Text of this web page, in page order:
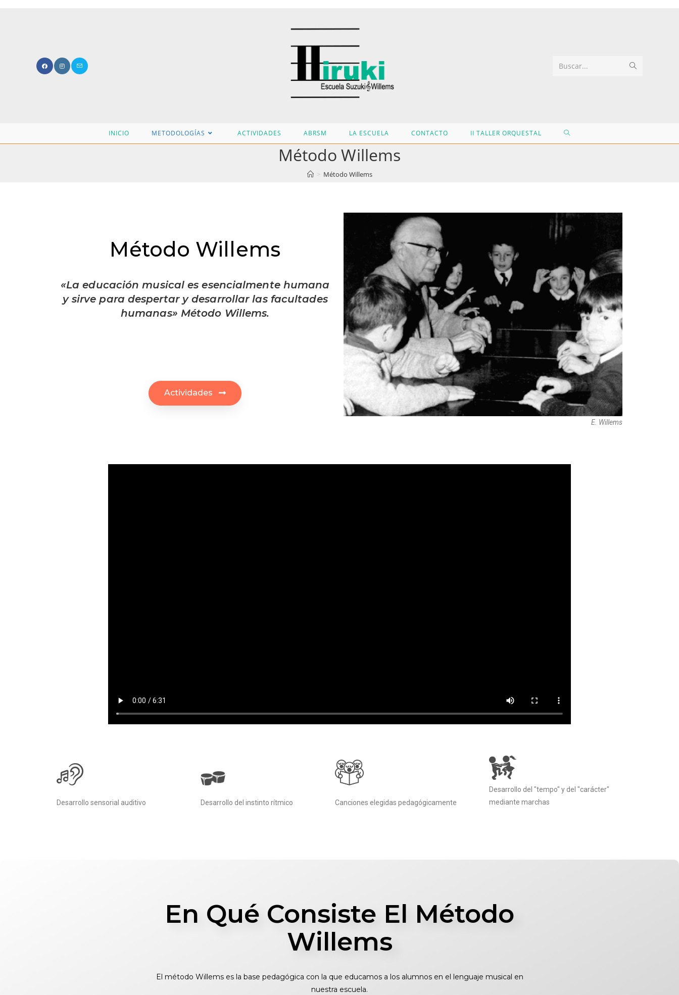
Buscar...
INICIO METODOLOGÍAS ACTIVIDADES ABRSM LA ESCUELA CONTACTO II TALLER ORQUESTAL
Método Willems
> Método Willems
Método Willems
«La educación musical es esencialmente humana
y sirve para despertar y desarrollar las facultades
humanas» Método Willems.
Actividades
E. Willems
Desarrollo sensorial auditivo Desarrollo del instinto rítmico Canciones elegidas pedagógicamente
Desarrollo del "tempo" y del "carácter"
mediante marchas
En Qué Consiste El Método
Willems
El método Willems es la base pedagógica con la que educamos a los alumnos en el lenguaje musical en
nuestra escuela.